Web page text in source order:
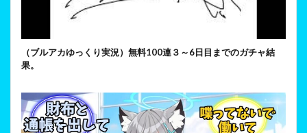
（ブルアカゆっくり実況）無料100連３～6日目までのガチャ結
果。